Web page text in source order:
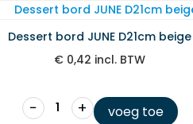
Dessert bord JUNE D21cm beige
€ 0,42 incl. BTW
− + voeg toe